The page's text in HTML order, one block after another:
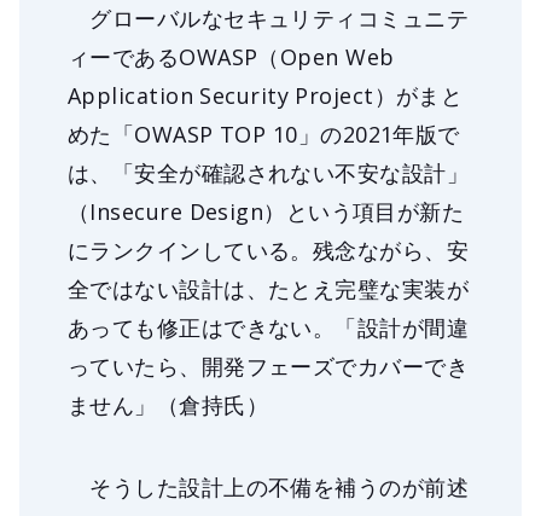
グローバルなセキュリティコミュニテ
ィーであるOWASP（Open Web
Application Security Project）がまと
めた「OWASP TOP 10」の2021年版で
は、「安全が確認されない不安な設計」
（Insecure Design）という項目が新た
にランクインしている。残念ながら、安
全ではない設計は、たとえ完璧な実装が
あっても修正はできない。「設計が間違
っていたら、開発フェーズでカバーでき
ません」（倉持氏）
そうした設計上の不備を補うのが前述